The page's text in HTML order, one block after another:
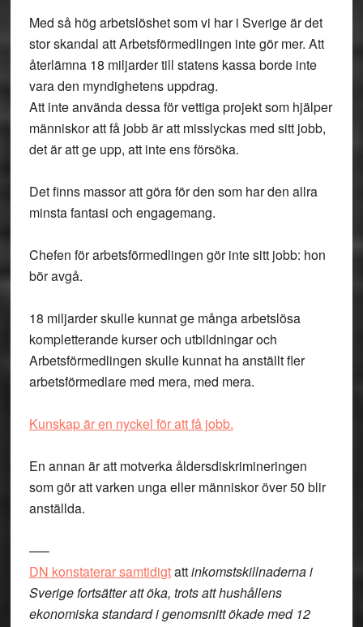
Med så hög arbetslöshet som vi har i Sverige är det
stor skandal att Arbetsförmedlingen inte gör mer. Att
återlämna 18 miljarder till statens kassa borde inte
vara den myndighetens uppdrag.
Att inte använda dessa för vettiga projekt som hjälper
människor att få jobb är att misslyckas med sitt jobb,
det är att ge upp, att inte ens försöka.
Det finns massor att göra för den som har den allra
minsta fantasi och engagemang.
Chefen för arbetsförmedlingen gör inte sitt jobb: hon
bör avgå.
18 miljarder skulle kunnat ge många arbetslösa
kompletterande kurser och utbildningar och
Arbetsförmedlingen skulle kunnat ha anställt fler
arbetsförmedlare med mera, med mera.
Kunskap är en nyckel för att få jobb.
En annan är att motverka åldersdiskrimineringen
som gör att varken unga eller människor över 50 blir
anställda.
—–
DN konstaterar samtidigtattinkomstskillnaderna i
Sverige fortsätter att öka, trots att hushållens
ekonomiska standard i genomsnitt ökade med 12